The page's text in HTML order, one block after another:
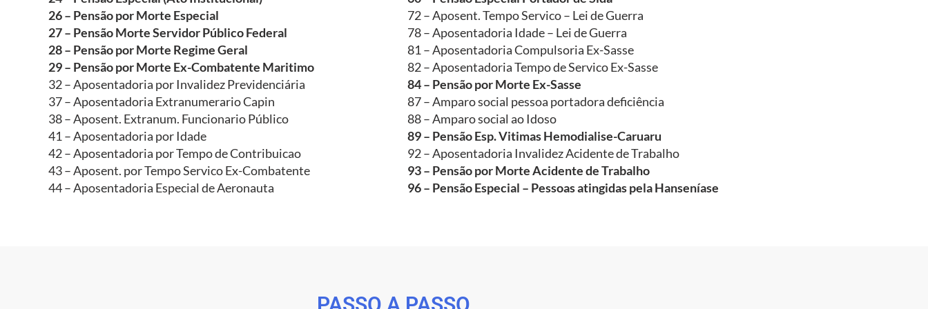
26 – Pensão por Morte Especial
27 – Pensão Morte Servidor Público Federal
28 – Pensão por Morte Regime Geral
29 – Pensão por Morte Ex-Combatente Maritimo
32 – Aposentadoria por Invalidez Previdenciária
37 – Aposentadoria Extranumerario Capin
38 – Aposent. Extranum. Funcionario Público
41 – Aposentadoria por Idade
42 – Aposentadoria por Tempo de Contribuicao
43 – Aposent. por Tempo Servico Ex-Combatente
44 – Aposentadoria Especial de Aeronauta
72 – Aposent. Tempo Servico – Lei de Guerra
78 – Aposentadoria Idade – Lei de Guerra
81 – Aposentadoria Compulsoria Ex-Sasse
82 – Aposentadoria Tempo de Servico Ex-Sasse
84 – Pensão por Morte Ex-Sasse
87 – Amparo social pessoa portadora deficiência
88 – Amparo social ao Idoso
89 – Pensão Esp. Vitimas Hemodialise-Caruaru
92 – Aposentadoria Invalidez Acidente de Trabalho
93 – Pensão por Morte Acidente de Trabalho
96 – Pensão Especial – Pessoas atingidas pela Hanseníase
PASSO A PASSO